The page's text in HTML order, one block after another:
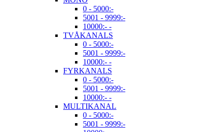
0 - 5000:-
5001 - 9999:-
10000:- -
TVÅKANALS
0 - 5000:-
5001 - 9999:-
10000:- -
FYRKANALS
0 - 5000:-
5001 - 9999:-
10000:- -
MULTIKANAL
0 - 5000:-
5001 - 9999:-